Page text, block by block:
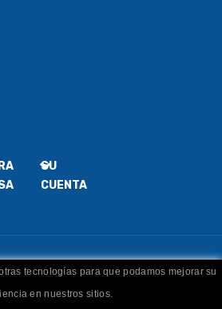
SU
CUENTA
tecnologías para que podamos mejorar su
en nuestros sitios.
. Todos los derechos reservados